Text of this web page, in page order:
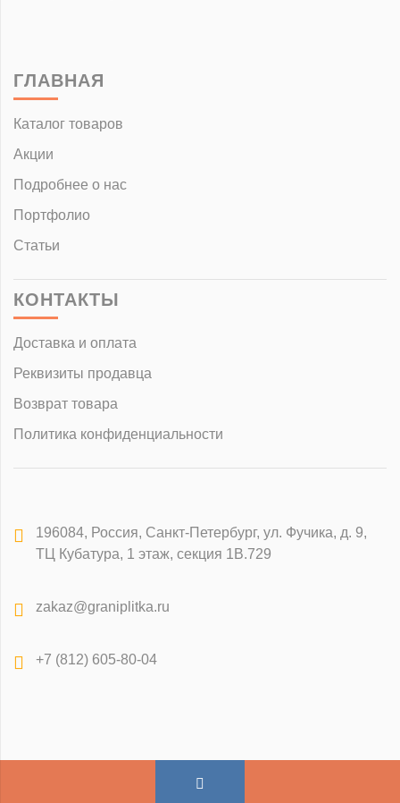
ГЛАВНАЯ
Каталог товаров
Акции
Подробнее о нас
Портфолио
Статьи
КОНТАКТЫ
Доставка и оплата
Реквизиты продавца
Возврат товара
Политика конфиденциальности
196084, Россия, Санкт-Петербург, ул. Фучика, д. 9,
ТЦ Кубатура, 1 этаж, секция 1В.729
zakaz@graniplitka.ru
+7 (812) 605-80-04